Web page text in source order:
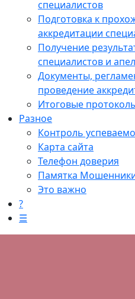
специалистов
Подготовка к
аккредитации
Получение
специалистов и
Документы,
проведение
Итоговые
Разное
Контроль
Карта сайта
Телефон доверия
Памятка
Это важно
?
☰